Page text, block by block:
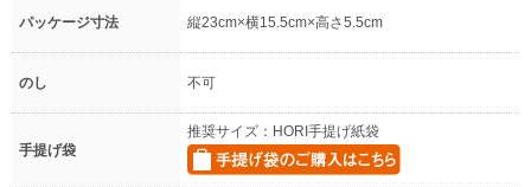
パッケージ寸法 縦23cm×横15.5cm×高さ5.5cm
のし 不可
手提げ袋
推奨サイズ：HORI手提げ紙袋